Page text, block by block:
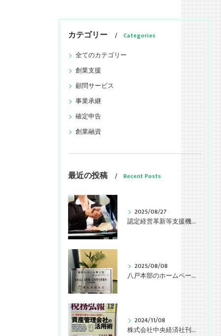
カテゴリー
Categories
全てのカテゴリー
創業支援
顧問サービス
事業承継
確定申告
創業融資
最近の投稿 Recent Posts
2025/08/27
認定経営革新等支援機関として認定されました。
2025/08/08
八戸本部のホームページを公開しました。
2024/11/08
株式会社中央経済社刊行「税務弘報12月号」拙稿掲載